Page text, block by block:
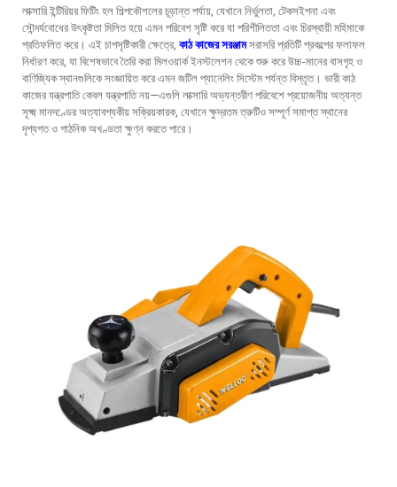
লাক্সারি ইন্টিরিয়র ফিটিং হল শিল্পকৌশলের চূড়ান্ত পর্যায়, যেখানে নির্ভুলতা, টেকসইপনা এবং
সৌন্দর্যবোধের উৎকৃষ্টতা মিলিত হয়ে এমন পরিবেশ সৃষ্টি করে যা পরিশীলিততা এবং চিরস্থায়ী মহিমাকে
প্রতিফলিত করে। এই চাপসৃষ্টিকারী ক্ষেত্রে, কাঠ কাজের সরঞ্জামসরাসরি প্রতিটি প্রকল্পের ফলাফল
নির্ধারণ করে, যা বিশেষভাবে তৈরি করা মিলওয়ার্ক ইনস্টলেশন থেকে শুরু করে উচ্চ-মানের বাসগৃহ ও
বাণিজ্যিক স্থানগুলিকে সংজ্ঞায়িত করে এমন জটিল প্যানেলিং সিস্টেম পর্যন্ত বিস্তৃত। ভারী কাঠ
কাজের যন্ত্রপাতি কেবল যন্ত্রপাতি নয়—এগুলি লাক্সারি অভ্যন্তরীণ পরিবেশে প্রয়োজনীয় অত্যন্ত
সূক্ষ্ম মানদণ্ডের অত্যাবশ্যকীয় সক্রিয়কারক, যেখানে ক্ষুদ্রতম ত্রুটিও সম্পূর্ণ সমাপ্ত স্থানের
দৃশ্যগত ও গাঠনিক অখণ্ডতা ক্ষুণ্ন করতে পারে।